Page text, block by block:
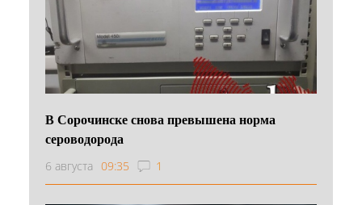
В Сорочинске снова превышена норма
сероводорода
6 августа 09:35 1